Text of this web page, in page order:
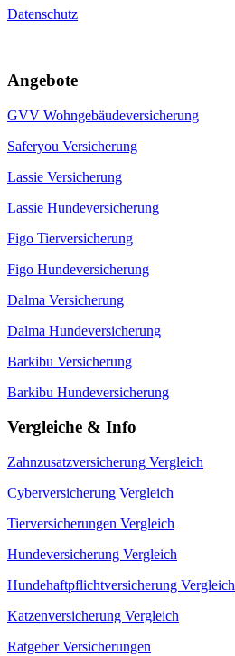
Datenschutz
Angebote
GVV Wohngebäudeversicherung
Saferyou Versicherung
Lassie Versicherung
Lassie Hundeversicherung
Figo Tierversicherung
Figo Hundeversicherung
Dalma Versicherung
Dalma Hundeversicherung
Barkibu Versicherung
Barkibu Hundeversicherung
Vergleiche & Info
Zahnzusatzversicherung Vergleich
Cyberversicherung Vergleich
Tierversicherungen Vergleich
Hundeversicherung Vergleich
Hundehaftpflichtversicherung Vergleich
Katzenversicherung Vergleich
Ratgeber Versicherungen